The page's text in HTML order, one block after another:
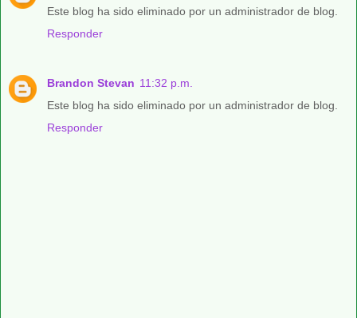
Este blog ha sido eliminado por un administrador de blog.
Responder
Brandon Stevan 11:32 p.m.
Este blog ha sido eliminado por un administrador de blog.
Responder